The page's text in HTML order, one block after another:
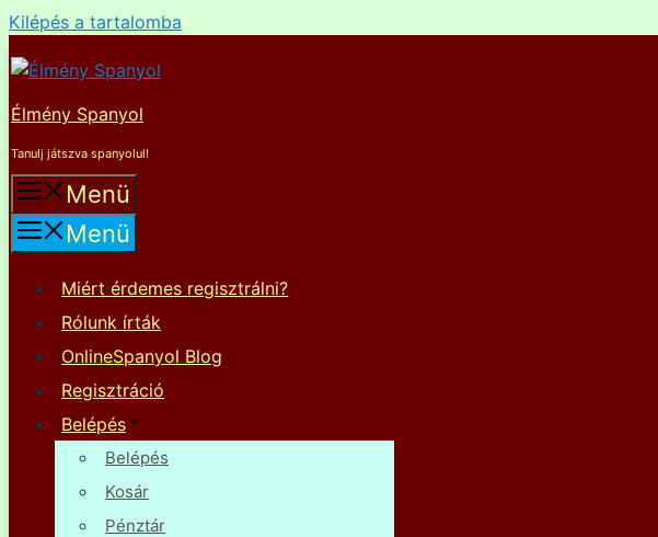
Kilépés a tartalomba
Élmény Spanyol
Tanulj játszva spanyolul!
Menü
Menü
Miért érdemes regisztrálni?
Rólunk írták
OnlineSpanyol Blog
Regisztráció
Belépés
Belépés
Kosár
Pénztár